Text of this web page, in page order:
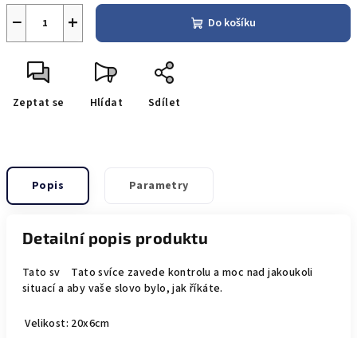
+
− Do košíku
Zeptat se Hlídat Sdílet
Popis Parametry
Detailní popis produktu
Tato sv Tato svíce zavede kontrolu a moc nad jakoukoli
situací a aby vaše slovo bylo, jak říkáte.
Velikost: 20x6cm